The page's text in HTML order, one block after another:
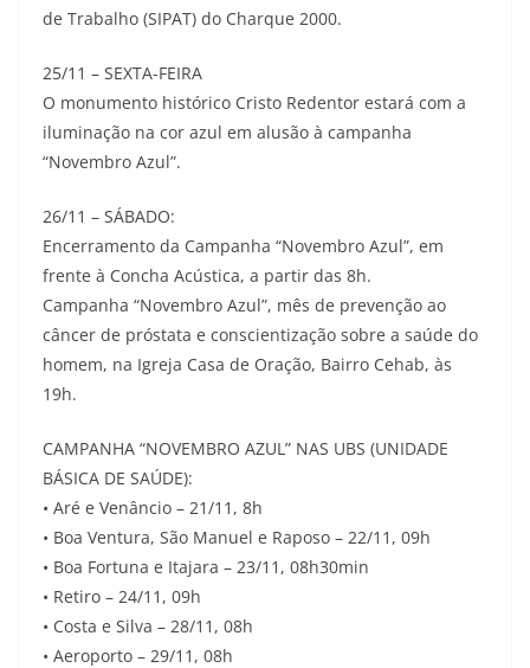
de Trabalho (SIPAT) do Charque 2000.
25/11 – SEXTA-FEIRA
O monumento histórico Cristo Redentor estará com a
iluminação na cor azul em alusão à campanha
“Novembro Azul”.
26/11 – SÁBADO:
Encerramento da Campanha “Novembro Azul”, em
frente à Concha Acústica, a partir das 8h.
Campanha “Novembro Azul”, mês de prevenção ao
câncer de próstata e conscientização sobre a saúde do
homem, na Igreja Casa de Oração, Bairro Cehab, às
19h.
CAMPANHA “NOVEMBRO AZUL” NAS UBS (UNIDADE
BÁSICA DE SAÚDE):
• Aré e Venâncio – 21/11, 8h
• Boa Ventura, São Manuel e Raposo – 22/11, 09h
• Boa Fortuna e Itajara – 23/11, 08h30min
• Retiro – 24/11, 09h
• Costa e Silva – 28/11, 08h
• Aeroporto – 29/11, 08h